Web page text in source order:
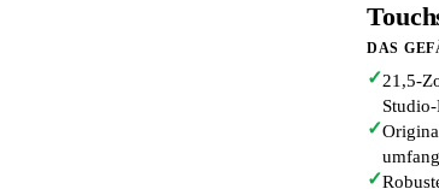
DAS
✓21,5-
✓
✓